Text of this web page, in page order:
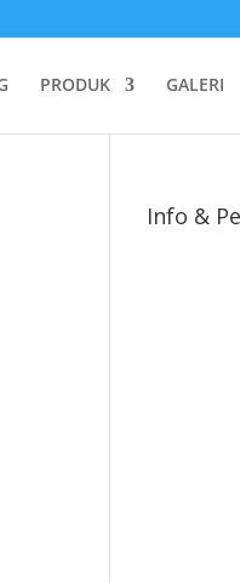
PRODUK GALERI
Info &